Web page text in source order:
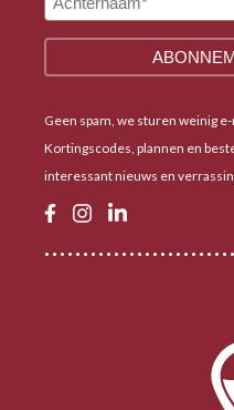
Geen spam, we sturen weinig
Kortingscodes, plannen en
interessant nieuws en